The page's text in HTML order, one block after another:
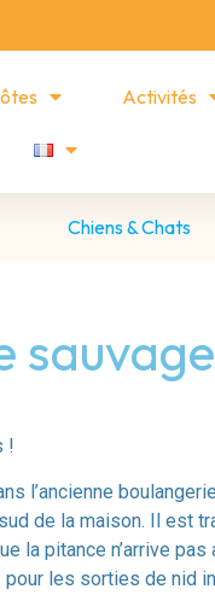
Activités
Chiens & Chats
sauvage
!
l’ancienne
de la maison. Il est
la pitance n’arrive pas
les sorties de nid